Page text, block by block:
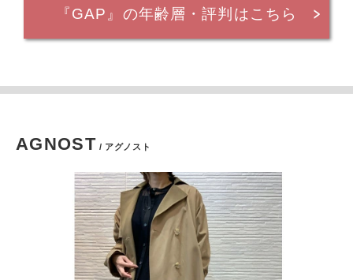
『GAP』の年齢層・評判はこちら
AGNOST / アグノスト